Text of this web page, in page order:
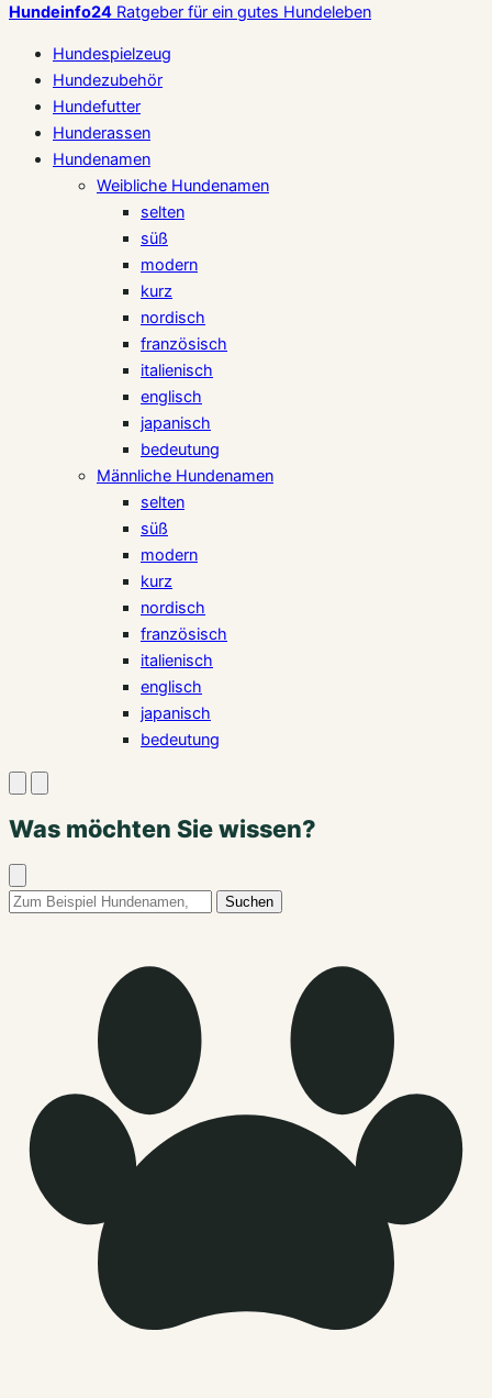
Hundeinfo24 Ratgeber für ein gutes Hundeleben
Hundespielzeug
Hundezubehör
Hundefutter
Hunderassen
Hundenamen
Weibliche Hundenamen
selten
süß
modern
kurz
nordisch
französisch
italienisch
englisch
japanisch
bedeutung
Männliche Hundenamen
selten
süß
modern
kurz
nordisch
französisch
italienisch
englisch
japanisch
bedeutung
öffnenöffnen
Was möchten Sie wissen?
schließen
Suchbegriff: Suchen